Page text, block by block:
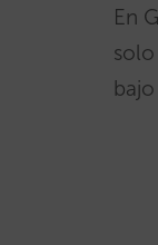
En